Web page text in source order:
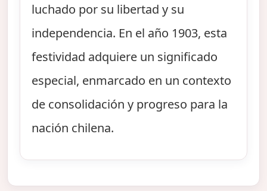
luchado por su libertad y su
independencia. En el año 1903, esta
festividad adquiere un significado
especial, enmarcado en un contexto
de consolidación y progreso para la
nación chilena.